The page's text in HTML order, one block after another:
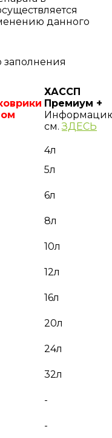
данного
ХАССП
Премиум +
см.ЗДЕСЬ
4л
5л
6л
8л
10л
12л
16л
20л
24л
32л
-
-